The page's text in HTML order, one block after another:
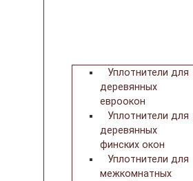
Уплотнители для
деревянных
евроокон
Уплотнители для
деревянных
финских окон
Уплотнители для
межкомнатных